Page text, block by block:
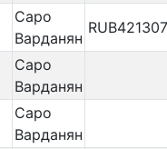
Саро
Варданян
Саро
Варданян
Саро
Варданян